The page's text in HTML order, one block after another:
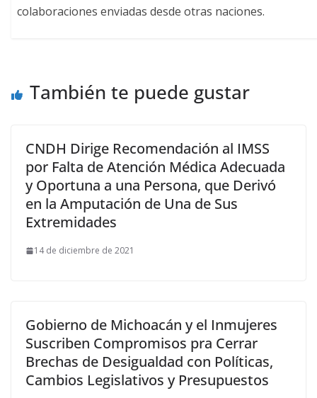
colaboraciones enviadas desde otras naciones.
También te puede gustar
CNDH Dirige Recomendación al IMSS
por Falta de Atención Médica Adecuada
y Oportuna a una Persona, que Derivó
en la Amputación de Una de Sus
Extremidades
14 de diciembre de 2021
Gobierno de Michoacán y el Inmujeres
Suscriben Compromisos pra Cerrar
Brechas de Desigualdad con Políticas,
Cambios Legislativos y Presupuestos